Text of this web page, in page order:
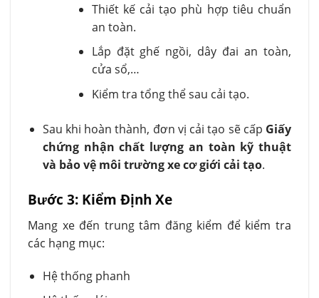
Thiết kế cải tạo phù hợp tiêu chuẩn
an toàn.
Lắp đặt ghế ngồi, dây đai an toàn,
cửa sổ,…
Kiểm tra tổng thể sau cải tạo.
Sau khi hoàn thành, đơn vị cải tạo sẽ cấp Giấy
chứng nhận chất lượng an toàn kỹ thuật
và bảo vệ môi trường xe cơ giới cải tạo.
Bước 3: Kiểm Định Xe
Mang xe đến trung tâm đăng kiểm để kiểm tra
các hạng mục:
Hệ thống phanh